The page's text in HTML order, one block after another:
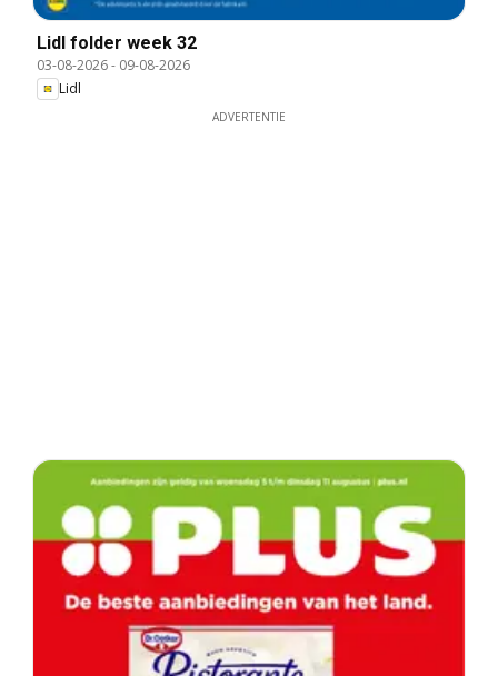
Lidl folder week 32
03-08-2026- 09-08-2026
Lidl
ADVERTENTIE